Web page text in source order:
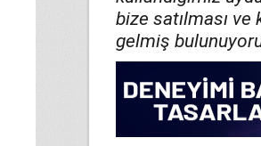
bize satılması ve
gelmiş